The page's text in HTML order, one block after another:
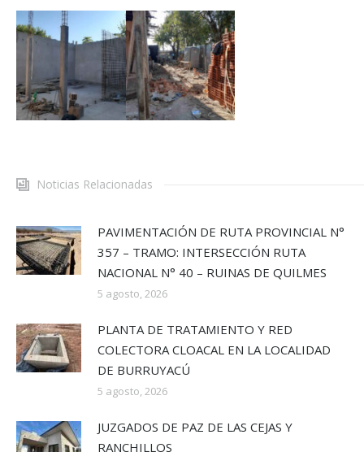
Noticias Relacionadas
PAVIMENTACIÓN DE RUTA PROVINCIAL N°
357 – TRAMO: INTERSECCIÓN RUTA
NACIONAL N° 40 – RUINAS DE QUILMES
5 agosto, 2026
PLANTA DE TRATAMIENTO Y RED
COLECTORA CLOACAL EN LA LOCALIDAD
DE BURRUYACÚ
5 agosto, 2026
JUZGADOS DE PAZ DE LAS CEJAS Y
RANCHILLOS